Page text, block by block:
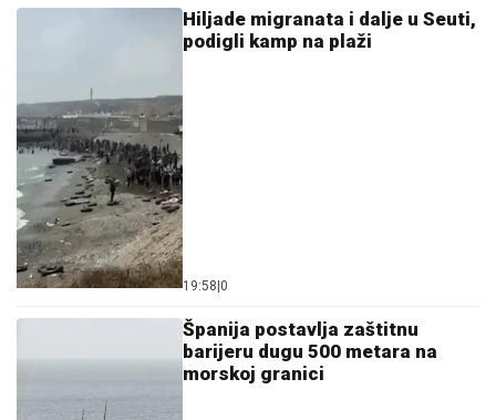
Hiljade migranata i dalje u Seuti,
podigli kamp na plaži
19:58 0
Španija postavlja zaštitnu
barijeru dugu 500 metara na
morskoj granici